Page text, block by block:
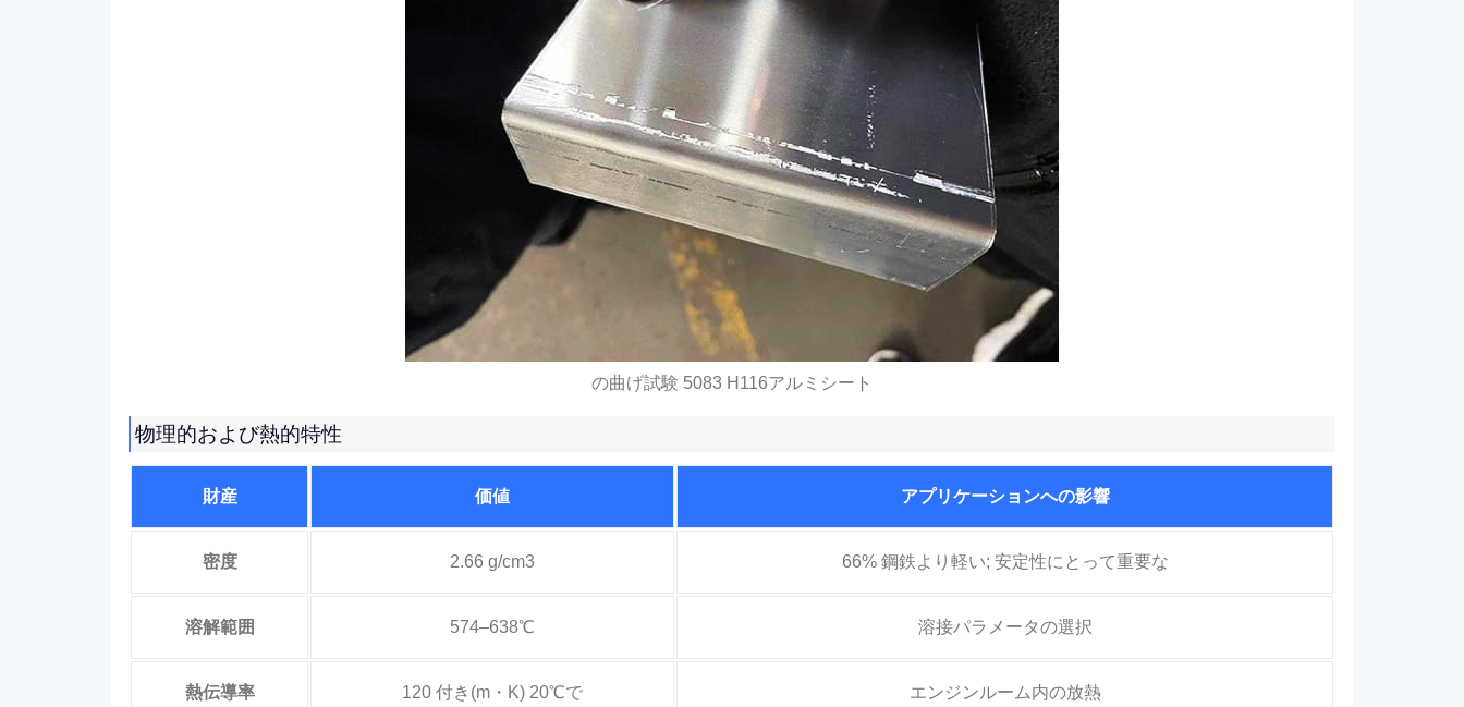
の曲げ試験 5083 H116アルミシート
物理的および熱的特性
財産 価値 アプリケーションへの影響
密度 2.66 g/cm3 66% 鋼鉄より軽い; 安定性にとって重要な
溶解範囲 574–638℃ 溶接パラメータの選択
熱伝導率 120 付き(m・K) 20℃で エンジンルーム内の放熱